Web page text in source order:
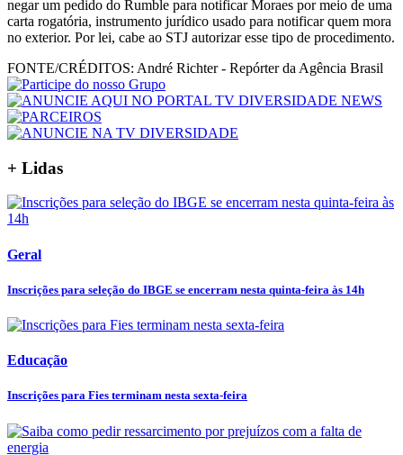
negar um pedido do Rumble para notificar Moraes por meio de uma
carta rogatória, instrumento jurídico usado para notificar quem mora
no exterior. Por lei, cabe ao STJ autorizar esse tipo de procedimento.
FONTE/CRÉDITOS: André Richter - Repórter da Agência Brasil
+ Lidas
Geral
Inscrições para seleção do IBGE se encerram nesta quinta-feira às 14h
Educação
Inscrições para Fies terminam nesta sexta-feira